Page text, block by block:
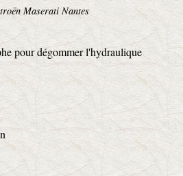
Maserati Nantes
pour dégommer l'hydraulique